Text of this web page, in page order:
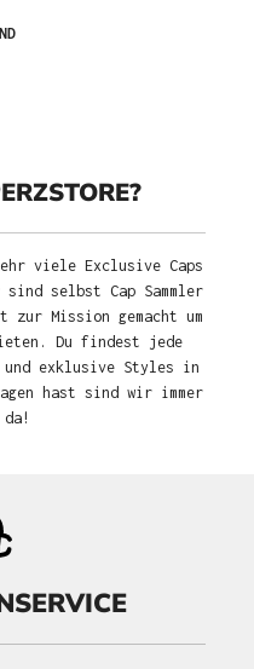
viele Exclusive Caps
selbst Cap Sammler
zur Mission gemacht um
Du findest jede
exklusive Styles in
hast sind wir immer